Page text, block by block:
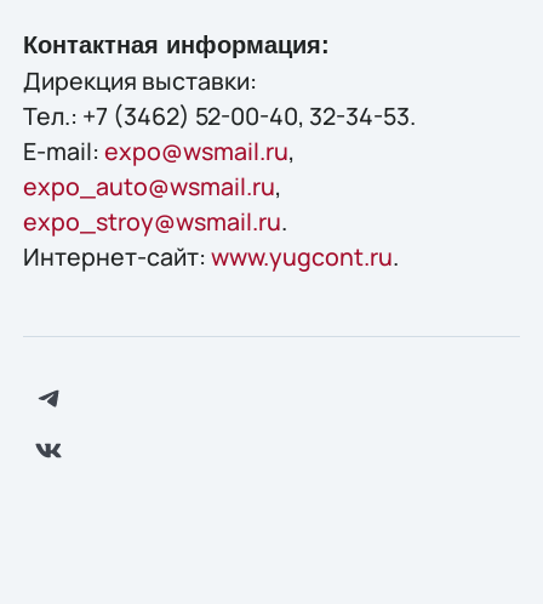
Контактная информация:
Дирекция выставки:
Тел.: +7 (3462) 52-00-40, 32-34-53.
E-mail: expo@wsmail.ru,
expo_auto@wsmail.ru,
expo_stroy@wsmail.ru.
Интернет-сайт: www.yugcont.ru.